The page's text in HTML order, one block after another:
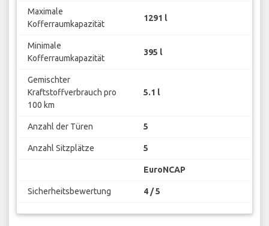
Maximale
Kofferraumkapazität
1291 l
Minimale
Kofferraumkapazität
395 l
Gemischter
Kraftstoffverbrauch pro
100 km
5.1 l
Anzahl der Türen 5
Anzahl Sitzplätze 5
EuroNCAP
Sicherheitsbewertung 4 / 5